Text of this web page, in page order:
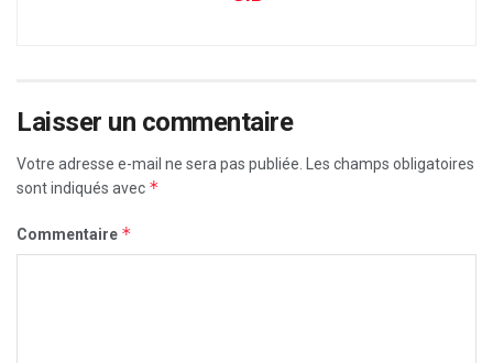
Laisser un commentaire
Votre adresse e-mail ne sera pas publiée. Les champs obligatoires
sont indiqués avec *
Commentaire *